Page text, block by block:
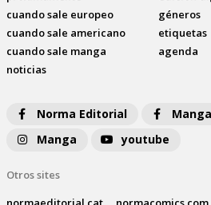
cuando sale europeo
cuando sale americano
cuando sale manga
noticias
géneros
etiquetas
agenda
Norma Editorial Manga
Manga
youtube
Otros sites